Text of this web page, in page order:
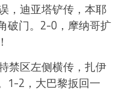
，迪亚塔铲传，本耶
破门。2-0，摩纳哥扩
禁区左侧横传，扎伊
1-2，大巴黎扳回一